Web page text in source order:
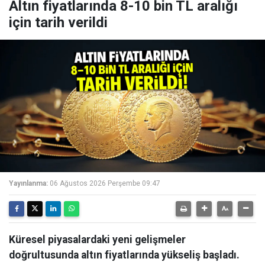
Altın fiyatlarında 8-10 bin TL aralığı
için tarih verildi
Yayınlanma: 06 Ağustos 2026 Perşembe 09:47
Küresel piyasalardaki yeni gelişmeler
doğrultusunda altın fiyatlarında yükseliş başladı.